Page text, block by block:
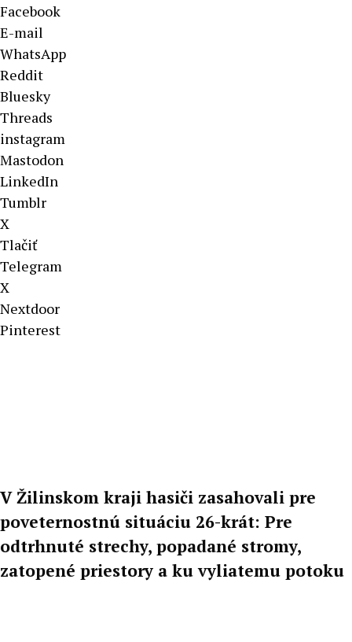
Facebook
E-mail
WhatsApp
Reddit
Bluesky
Threads
instagram
Mastodon
LinkedIn
Tumblr
X
Tlačiť
Telegram
X
Nextdoor
Pinterest
V Žilinskom kraji hasiči zasahovali pre
poveternostnú situáciu 26-krát: Pre
odtrhnuté strechy, popadané stromy,
zatopené priestory a ku vyliatemu potoku